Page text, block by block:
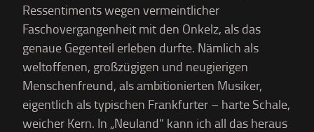
Ressentiments wegen vermeintlicher
Faschovergangenheit mit den Onkelz, als das
genaue Gegenteil erleben durfte. Nämlich als
weltoffenen, großzügigen und neugierigen
Menschenfreund, als ambitionierten Musiker,
eigentlich als typischen Frankfurter – harte Schale,
weicher Kern. In „Neuland“ kann ich all das heraus